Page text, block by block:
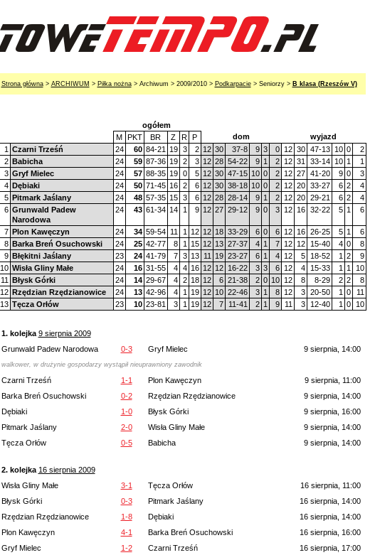
Strona główna> ARCHIWUM > Piłka nożna> Archiwum > 2009/2010 > Podkarpacie> Seniorzy > B klasa (Rzeszów V)
ogółem
M PKT BR Z R P dom
wyjazd
1 Czarni Trześń 24 60 84-21 19 3 2 12 30 37-8 9 3 0 12 30 47-13 10 0
2
2 Babicha 24 59 87-36 19 2 3 12 28 54-22 9 1 2 12 31 33-14 10 1
1
3 Gryf Mielec 24 57 88-35 19 0 5 12 30 47-15 10 0 2 12 27 41-20 9 0
3
4 Dębiaki 24 50 71-45 16 2 6 12 30 38-18 10 0 2 12 20 33-27 6 2
4
5 Pitmark Jaślany 24 48 57-35 15 3 6 12 28 28-14 9 1 2 12 20 29-21 6 2
4
6 Grunwald Padew
Narodowa
24 43 61-34 14 1 9 12 27 29-12 9 0 3 12 16 32-22 5 1 6
7 Plon Kawęczyn 24 34 59-54 11 1 12 12 18 33-29 6 0 6 12 16 26-25 5 1
6
8 Barka Breń Osuchowski 24 25 42-77 8 1 15 12 13 27-37 4 1 7 12 12 15-40 4 0
8
9 Błękitni Jaślany 23 24 41-79 7 3 13 11 19 23-27 6 1 4 12 5 18-52 1 2
9
10 Wisła Gliny Małe 24 16 31-55 4 4 16 12 12 16-22 3 3 6 12 4 15-33 1 1
10
11 Błysk Górki 24 14 29-67 4 2 18 12 6 21-38 2 0 10 12 8 8-29 2 2
8
12 Rzędzian Rzędzianowice 24 13 42-96 4 1 19 12 10 22-46 3 1 8 12 3 20-50 1 0
11
13 Tęcza Orłów 23 10 23-81 3 1 19 12 7 11-41 2 1 9 11 3 12-40 1 0 10
1. kolejka 9 sierpnia 2009
Grunwald Padew Narodowa
0-3 Gryf Mielec 9 sierpnia, 14:00
walkower, w drużynie gospodarzy wystąpił nieuprawniony zawodnik
Czarni Trześń 1-1 Plon Kawęczyn
9 sierpnia, 11:00
Barka Breń Osuchowski
0-2 Rzędzian Rzędzianowice
9 sierpnia, 14:00
Dębiaki
1-0 Błysk Górki
9 sierpnia, 16:00
Pitmark Jaślany
2-0 Wisła Gliny Małe
9 sierpnia, 14:00
Tęcza Orłów
0-5 Babicha 9 sierpnia, 14:00
2. kolejka 16 sierpnia 2009
Wisła Gliny Małe
3-1 Tęcza Orłów
16 sierpnia, 11:00
Błysk Górki
0-3 Pitmark Jaślany
16 sierpnia, 14:00
Rzędzian Rzędzianowice
1-8 Dębiaki
16 sierpnia, 14:00
Plon Kawęczyn
4-1 Barka Breń Osuchowski
16 sierpnia, 16:00
Gryf Mielec
1-2 Czarni Trześń
16 sierpnia, 17:00